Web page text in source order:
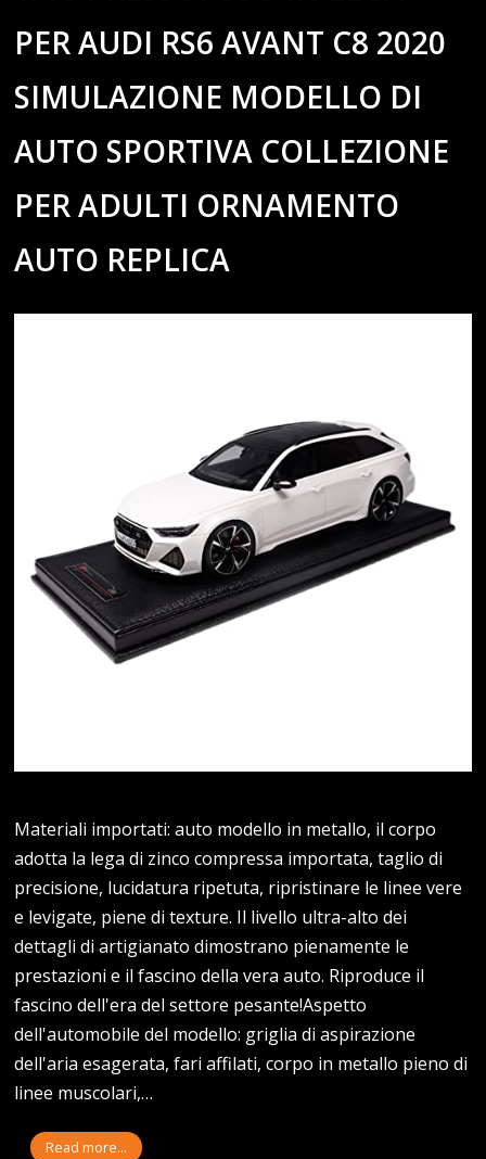
PER AUDI RS6 AVANT C8 2020
SIMULAZIONE MODELLO DI
AUTO SPORTIVA COLLEZIONE
PER ADULTI ORNAMENTO
AUTO REPLICA
Materiali importati: auto modello in metallo, il corpo
adotta la lega di zinco compressa importata, taglio di
precisione, lucidatura ripetuta, ripristinare le linee vere
e levigate, piene di texture. Il livello ultra-alto dei
dettagli di artigianato dimostrano pienamente le
prestazioni e il fascino della vera auto. Riproduce il
fascino dell'era del settore pesante!Aspetto
dell'automobile del modello: griglia di aspirazione
dell'aria esagerata, fari affilati, corpo in metallo pieno di
linee muscolari,…
Read more...